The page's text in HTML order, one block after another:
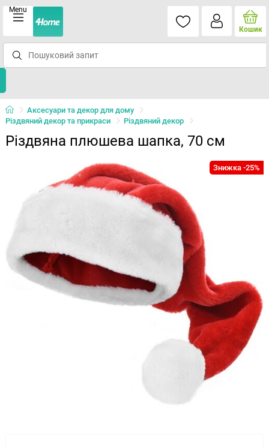
Menu
Кошик
Аксесуари та декор для дому
Різдвяний декор та прикраси
Різдвяний декор
Різдвяна плюшева шапка, 70 см
Знижка -25%